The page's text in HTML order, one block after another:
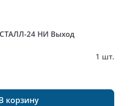
24 НИ Выход
1 шт.
корзину